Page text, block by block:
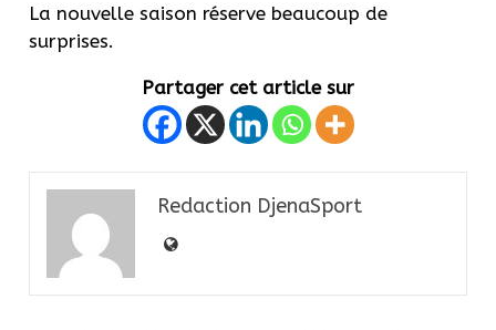
La nouvelle saison réserve beaucoup de
surprises.
Partager cet article sur
Redaction DjenaSport